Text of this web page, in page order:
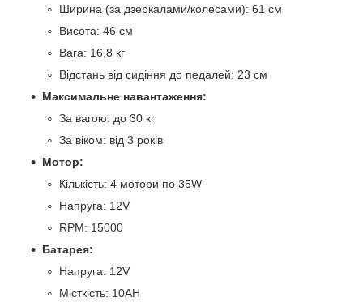
Ширина (за дзеркалами/колесами): 61 см
Висота: 46 см
Вага: 16,8 кг
Відстань від сидіння до педалей: 23 см
Максимальне навантаження:
За вагою: до 30 кг
За віком: від 3 років
Мотор:
Кількість: 4 мотори по 35W
Напруга: 12V
RPM: 15000
Батарея:
Напруга: 12V
Місткість: 10AH